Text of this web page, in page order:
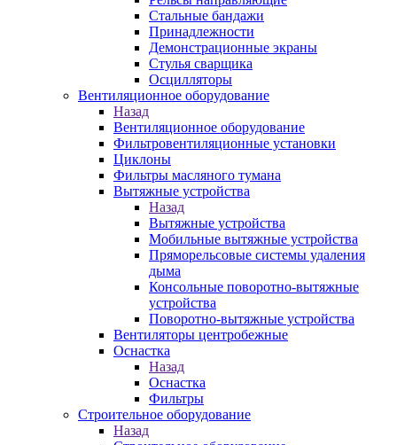
Стальные бандажи
Принадлежности
Демонстрационные экраны
Стулья сварщика
Осцилляторы
Вентиляционное оборудование
Назад
Вентиляционное оборудование
Фильтровентиляционные установки
Циклоны
Фильтры масляного тумана
Вытяжные устройства
Назад
Вытяжные устройства
Мобильные вытяжные устройства
Пряморельсовые системы удаления
дыма
Консольные поворотно-вытяжные
устройства
Поворотно-вытяжные устройства
Вентиляторы центробежные
Оснастка
Назад
Оснастка
Фильтры
Строительное оборудование
Назад